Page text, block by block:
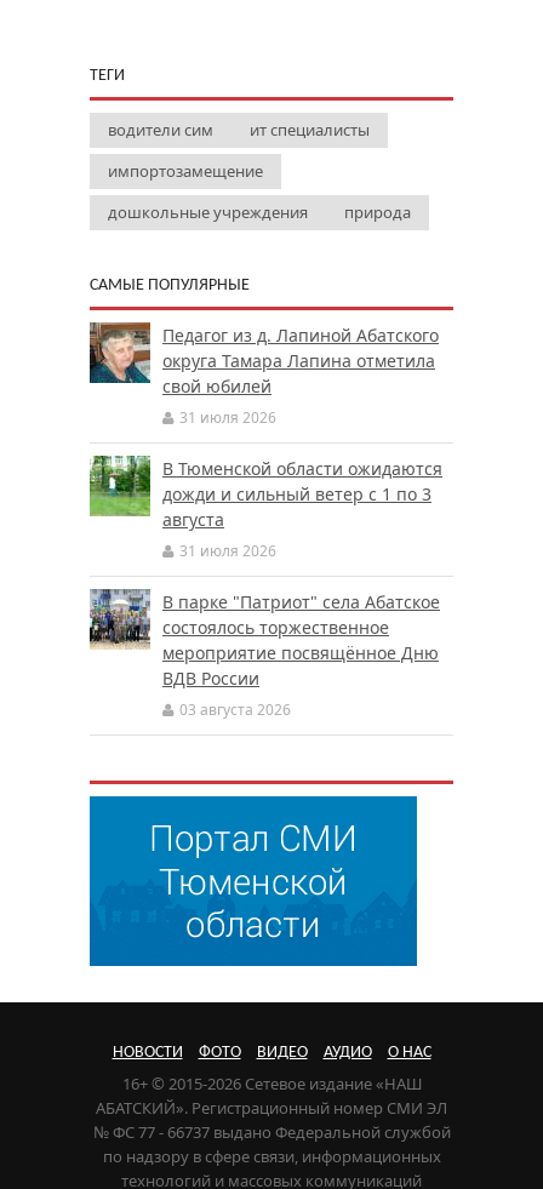
ТЕГИ
водители сим
ит специалисты
импортозамещение
дошкольные учреждения
природа
САМЫЕ ПОПУЛЯРНЫЕ
Педагог из д. Лапиной Абатского
округа Тамара Лапина отметила
свой юбилей
31 июля 2026
В Тюменской области ожидаются
дожди и сильный ветер с 1 по 3
августа
31 июля 2026
В парке "Патриот" села Абатское
состоялось торжественное
мероприятие посвящённое Дню
ВДВ России
03 августа 2026
НОВОСТИ ФОТО ВИДЕО АУДИО О НАС
16+ © 2015-2026 Сетевое издание «НАШ
АБАТСКИЙ». Регистрационный номер СМИ ЭЛ
№ ФС 77 - 66737 выдано Федеральной службой
по надзору в сфере связи, информационных
технологий и массовых коммуникаций